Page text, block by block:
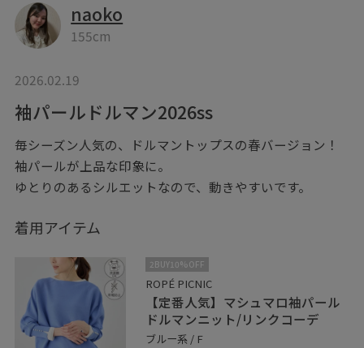
naoko
155cm
2026.02.19
袖パールドルマン2026ss
毎シーズン人気の、ドルマントップスの春バージョン！
袖パールが上品な印象に。
ゆとりのあるシルエットなので、動きやすいです。
着用アイテム
2BUY10%OFF
ROPÉ PICNIC
【定番人気】マシュマロ袖パール
ドルマンニット/リンクコーデ
ブルー系 / F